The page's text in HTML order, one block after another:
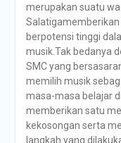
merupakan suatu
berpotensi tinggi
musik.Tak bedanya
SMC yang
memilih musik
masa-masa belajar
memberikan satu
kekosongan serta
langkah yang